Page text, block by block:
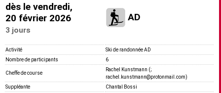
dès le vendredi,
20 février 2026
3 jours
AD
Activité
Ski de randonnée AD
Nombre de participants
6
Cheffe de course
Rachel Kunstmann (;
rachel.kunstmann@protonmail.com)
Suppléante
Chantal Bossi